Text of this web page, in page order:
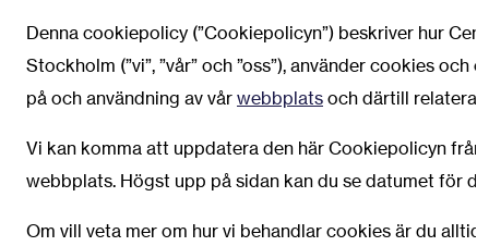
Denna cookiepolicy (”Cookiepolicyn”) beskriver hur
Stockholm (”vi”, ”vår” och ”oss”), använder cookies
på och användning av vår webbplats och därtill
Vi kan komma att uppdatera den här Cookiepolicyn
webbplats. Högst upp på sidan kan du se datumet för
Om vill veta mer om hur vi behandlar cookies är du